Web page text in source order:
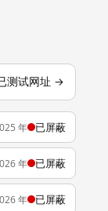
测试网址 →
年 已屏蔽
年 已屏蔽
年 已屏蔽